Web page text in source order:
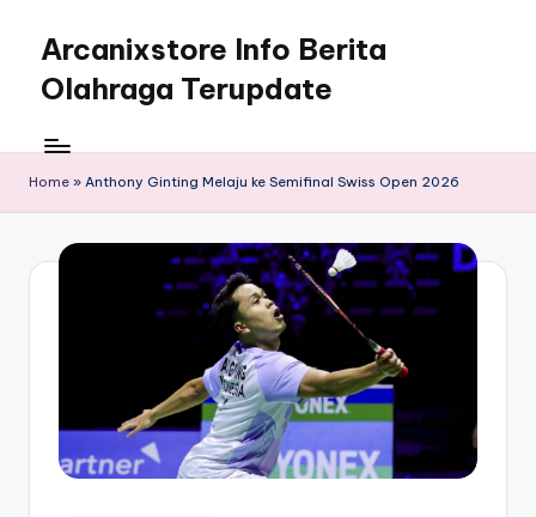
content
Arcanixstore Info Berita
Olahraga Terupdate
Home » Anthony Ginting Melaju ke Semifinal Swiss Open 2026